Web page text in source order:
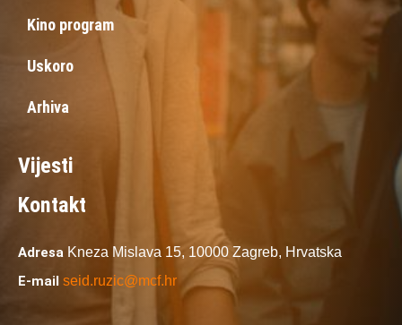
Kino program
Uskoro
Arhiva
Vijesti
Kontakt
Adresa Kneza Mislava 15, 10000 Zagreb, Hrvatska
E-mail seid.ruzic@mcf.hr